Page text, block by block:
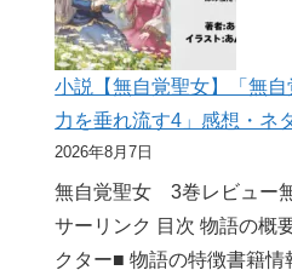
小説【無自覚聖女】「無
力を垂れ流す4」感想・ネ
2026年8月7日
無自覚聖女 3巻レビュー
サーリンク 目次 物語の概
クター■ 物語の特徴書籍